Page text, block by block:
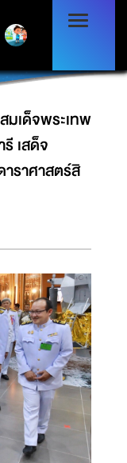
เด็จพระเทพ
มารี เสด็จ
ราศาสตร์สิริน
มเด็จพระเทพ
เสด็จ
าราศาสตร์สิ